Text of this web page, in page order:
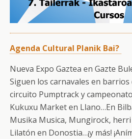
Agenda Cultural Planik Bai?
Nueva Expo Gaztea en Gazte
Siguen los carnavales en barrios
circuito Pumptrack y
Kukuxu Market en Llano…En
Musika Musica, Mungirock,
Lilatón en Donostia…¡y más!